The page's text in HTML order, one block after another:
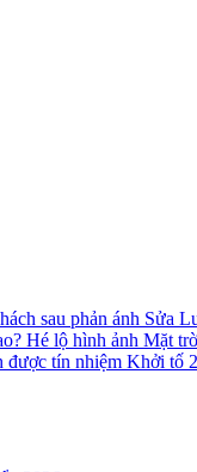
sau phản ánh Sửa
Hé lộ hình ảnh Mặt
được tín nhiệm Khởi tố